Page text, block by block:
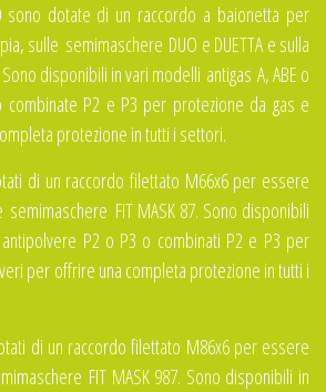
sono dotate di un raccordo a baionetta per
sulle semimaschere DUO e DUETTA e sulla
Sono disponibili in vari modelli antigas A, ABE o
combinate P2 e P3 per protezione da gas e
protezione in tutti i settori.
di un raccordo filettato M66x6 per essere
semimaschere FIT MASK 87. Sono disponibili
P2 o P3 o combinati P2 e P3 per
per offrire una completa protezione in tutti i
di un raccordo filettato M86x6 per essere
FIT MASK 987. Sono disponibili in